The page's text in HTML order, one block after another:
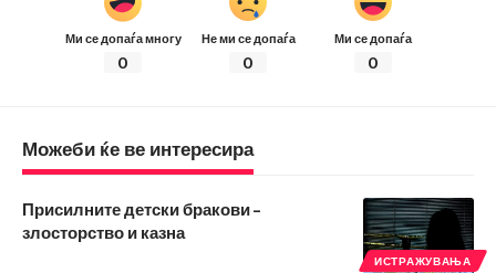
Ми се допаѓа многу
0
Не ми се допаѓа
0
Ми се допаѓа
0
Можеби ќе ве интересира
ИСТРАЖУВАЊА
Присилните детски бракови –
злосторство и казна